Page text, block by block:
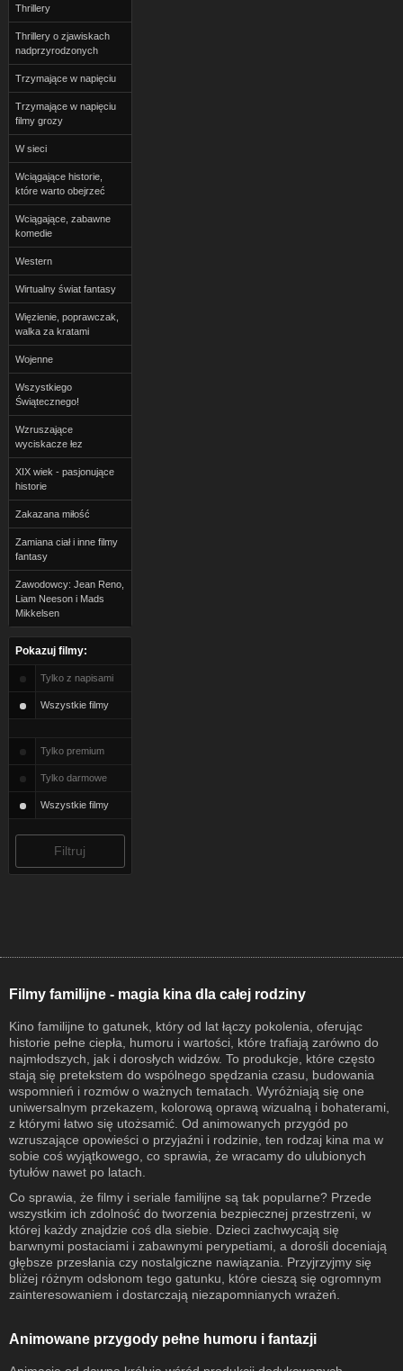
Thrillery
Thrillery o zjawiskach
nadprzyrodzonych
Trzymające w napięciu
Trzymające w napięciu
filmy grozy
W sieci
Wciągające historie,
które warto obejrzeć
Wciągające, zabawne
komedie
Western
Wirtualny świat fantasy
Więzienie, poprawczak,
walka za kratami
Wojenne
Wszystkiego
Świątecznego!
Wzruszające
wyciskacze łez
XIX wiek - pasjonujące
historie
Zakazana miłość
Zamiana ciał i inne filmy
fantasy
Zawodowcy: Jean Reno,
Liam Neeson i Mads
Mikkelsen
Pokazuj filmy:
Tylko z napisami
Wszystkie filmy
Tylko premium
Tylko darmowe
Wszystkie filmy
Filmy familijne - magia kina dla całej rodziny
Kino familijne to gatunek, który od lat łączy pokolenia, oferując
historie pełne ciepła, humoru i wartości, które trafiają zarówno do
najmłodszych, jak i dorosłych widzów. To produkcje, które często
stają się pretekstem do wspólnego spędzania czasu, budowania
wspomnień i rozmów o ważnych tematach. Wyróżniają się one
uniwersalnym przekazem, kolorową oprawą wizualną i bohaterami,
z którymi łatwo się utożsamić. Od animowanych przygód po
wzruszające opowieści o przyjaźni i rodzinie, ten rodzaj kina ma w
sobie coś wyjątkowego, co sprawia, że wracamy do ulubionych
tytułów nawet po latach.
Co sprawia, że filmy i seriale familijne są tak popularne? Przede
wszystkim ich zdolność do tworzenia bezpiecznej przestrzeni, w
której każdy znajdzie coś dla siebie. Dzieci zachwycają się
barwnymi postaciami i zabawnymi perypetiami, a dorośli doceniają
głębsze przesłania czy nostalgiczne nawiązania. Przyjrzyjmy się
bliżej różnym odsłonom tego gatunku, które cieszą się ogromnym
zainteresowaniem i dostarczają niezapomnianych wrażeń.
Animowane przygody pełne humoru i fantazji